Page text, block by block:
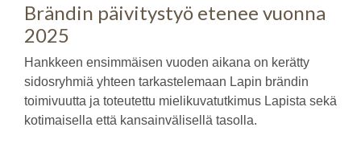
Brändin päivitystyö etenee vuonna
2025
Hankkeen ensimmäisen vuoden aikana on kerätty
sidosryhmiä yhteen tarkastelemaan Lapin brändin
toimivuutta ja toteutettu mielikuvatutkimus Lapista sekä
kotimaisella että kansainvälisellä tasolla.